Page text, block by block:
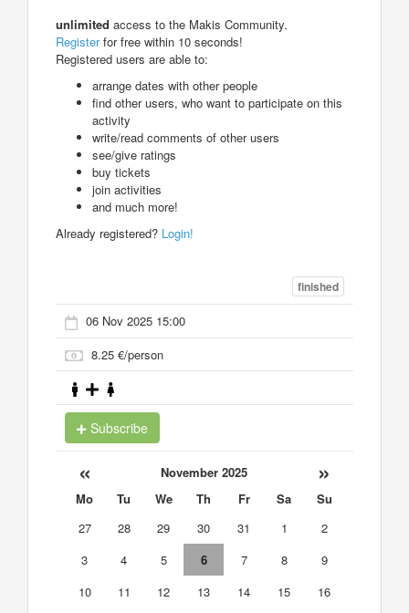
unlimited access to the Makis Community.
Registerfor free within 10 seconds!
Registered users are able to:
arrange dates with other people
find other users, who want to participate on this
activity
write/read comments of other users
see/give ratings
buy tickets
join activities
and much more!
Already registered? Login!
finished
06 Nov 2025 15:00
8.25 €/person
Subscribe
« November 2025 »
Mo Tu We Th Fr Sa
Su
27
28 29 30 31 1
2
3
4 5 6 7 8
9
10
11 12 13 14 15
16